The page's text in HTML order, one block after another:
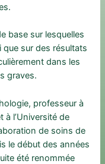
base sur lesquelles
que sur des résultats
dans les
graves.
professeur à
à l’Université de
de soins de
le début des années
été renommée